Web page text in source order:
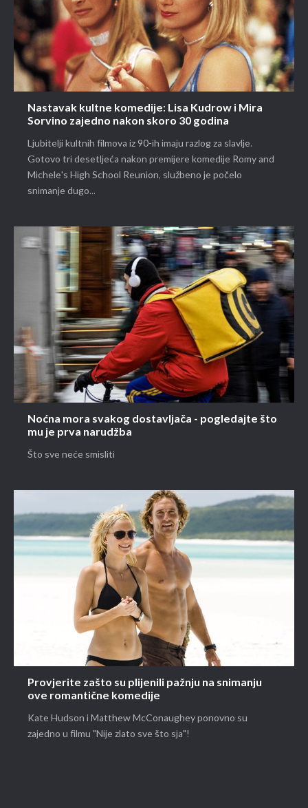
Nastavak kultne komedije: Lisa Kudrow i Mira
Sorvino zajedno nakon skoro 30 godina
Ljubitelji kultnih filmova iz 90-ih imaju razlog za slavlje.
Gotovo tri desetljeća nakon premijere komedije Romy and
Michele's High School Reunion, službeno je počelo
snimanje dugo...
Noćna mora svakog dostavljača - pogledajte što
mu je prva narudžba
Što sve neće smisliti
Provjerite zašto su plijenili pažnju na snimanju
ove romantične komedije
Kate Hudson i Matthew McConaughey ponovno su
zajedno u filmu "Nije zlato sve što sja"!